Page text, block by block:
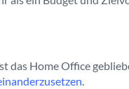
Home Office
.